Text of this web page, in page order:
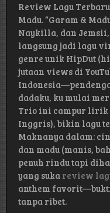
Review Lagu
Madu. “Garam &
Naykilla, dan Jemsii,
langsung jadi lagu
genre unik HipDut
jutaan views di
dadaku, ku mulai
Trio ini campur lirik
Inggris), bikin lagu
Maknanya dalam:
dan madu (manis,
penuh rindu tapi
yang suka review
anthem
tanpa ribet.